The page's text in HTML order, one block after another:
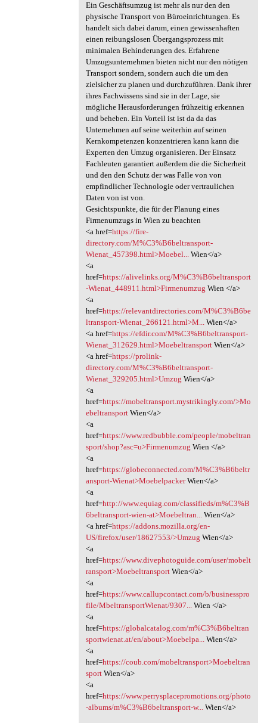
Ein Geschäftsumzug ist mehr als nur den den
physische Transport von Büroeinrichtungen. Es
handelt sich dabei darum, einen gewissenhaften
einen reibungslosen Übergangsprozess mit
minimalen Behinderungen des. Erfahrene
Umzugsunternehmen bieten nicht nur den nötigen
Transport sondern, sondern auch die um den
zielsicher zu planen und durchzuführen. Dank ihrer
ihres Fachwissens sind sie in der Lage, sie
mögliche Herausforderungen frühzeitig erkennen
und beheben. Ein Vorteil ist ist da da das
Unternehmen auf seine weiterhin auf seinen
Kernkompetenzen konzentrieren kann kann die
Experten den Umzug organisieren. Der Einsatz
Fachleuten garantiert außerdem die die Sicherheit
und den den Schutz der was Falle von von
empfindlicher Technologie oder vertraulichen
Daten von ist von.
Gesichtspunkte, die für der Planung eines
Firmenumzugs in Wien zu beachten
<a href=https://fire-
directory.com/M%C3%B6beltransport-
Wienat_457398.html>Moebel...Wien</a>
<a
href=https://alivelinks.org/M%C3%B6beltransport
-Wienat_448911.html>Firmenumzug Wien </a>
<a
href=https://relevantdirectories.com/M%C3%B6be
ltransport-Wienat_266121.html>M...Wien</a>
<a href=https://efdir.com/M%C3%B6beltransport-
Wienat_312629.html>MoebeltransportWien</a>
<a href=https://prolink-
directory.com/M%C3%B6beltransport-
Wienat_329205.html>Umzug Wien</a>
<a
href=https://mobeltransport.mystrikingly.com/>Mo
ebeltransportWien</a>
<a
href=https://www.redbubble.com/people/mobeltran
sport/shop?asc=u>Firmenumzug Wien </a>
<a
href=https://globeconnected.com/M%C3%B6beltr
ansport-Wienat>MoebelpackerWien</a>
<a
href=http://www.equiag.com/classifieds/m%C3%B
6beltransport-wien-at>Moebeltran...Wien</a>
<a href=https://addons.mozilla.org/en-
US/firefox/user/18627553/>Umzug Wien</a>
<a
href=https://www.divephotoguide.com/user/mobelt
ransport>MoebeltransportWien</a>
<a
href=https://www.callupcontact.com/b/businesspro
file/MbeltransportWienat/9307...Wien </a>
<a
href=https://globalcatalog.com/m%C3%B6beltran
sportwienat.at/en/about>Moebelpa...Wien</a>
<a
href=https://coub.com/mobeltransport>Moebeltran
sportWien</a>
<a
href=https://www.perrysplacepromotions.org/photo
-albums/m%C3%B6beltransport-w...Wien</a>